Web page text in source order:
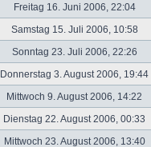
Freitag 16. Juni 2006, 22:04
Samstag 15. Juli 2006, 10:58
Sonntag 23. Juli 2006, 22:26
Donnerstag 3. August 2006, 19:44
Mittwoch 9. August 2006, 14:22
Dienstag 22. August 2006, 00:33
Mittwoch 23. August 2006, 13:40